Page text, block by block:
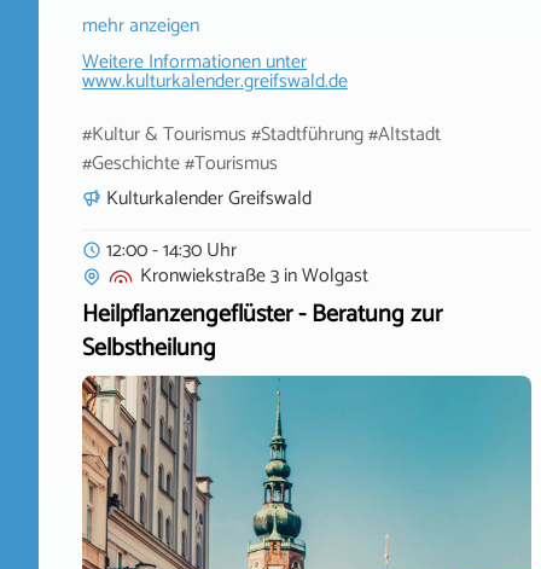
mehr anzeigen
Weitere Informationen unter
www.kulturkalender.greifswald.de
#Kultur & Tourismus #Stadtführung #Altstadt
#Geschichte #Tourismus
Kulturkalender Greifswald
12:00 - 14:30 Uhr
Kronwiekstraße 3inWolgast
Heilpflanzengeflüster - Beratung zur
Selbstheilung